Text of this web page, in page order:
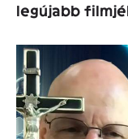
legújabb